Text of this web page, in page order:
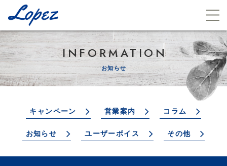
INFORMATION
お知らせ
キャンペーン 営業案内 コラム
お知らせ ユーザーボイス その他